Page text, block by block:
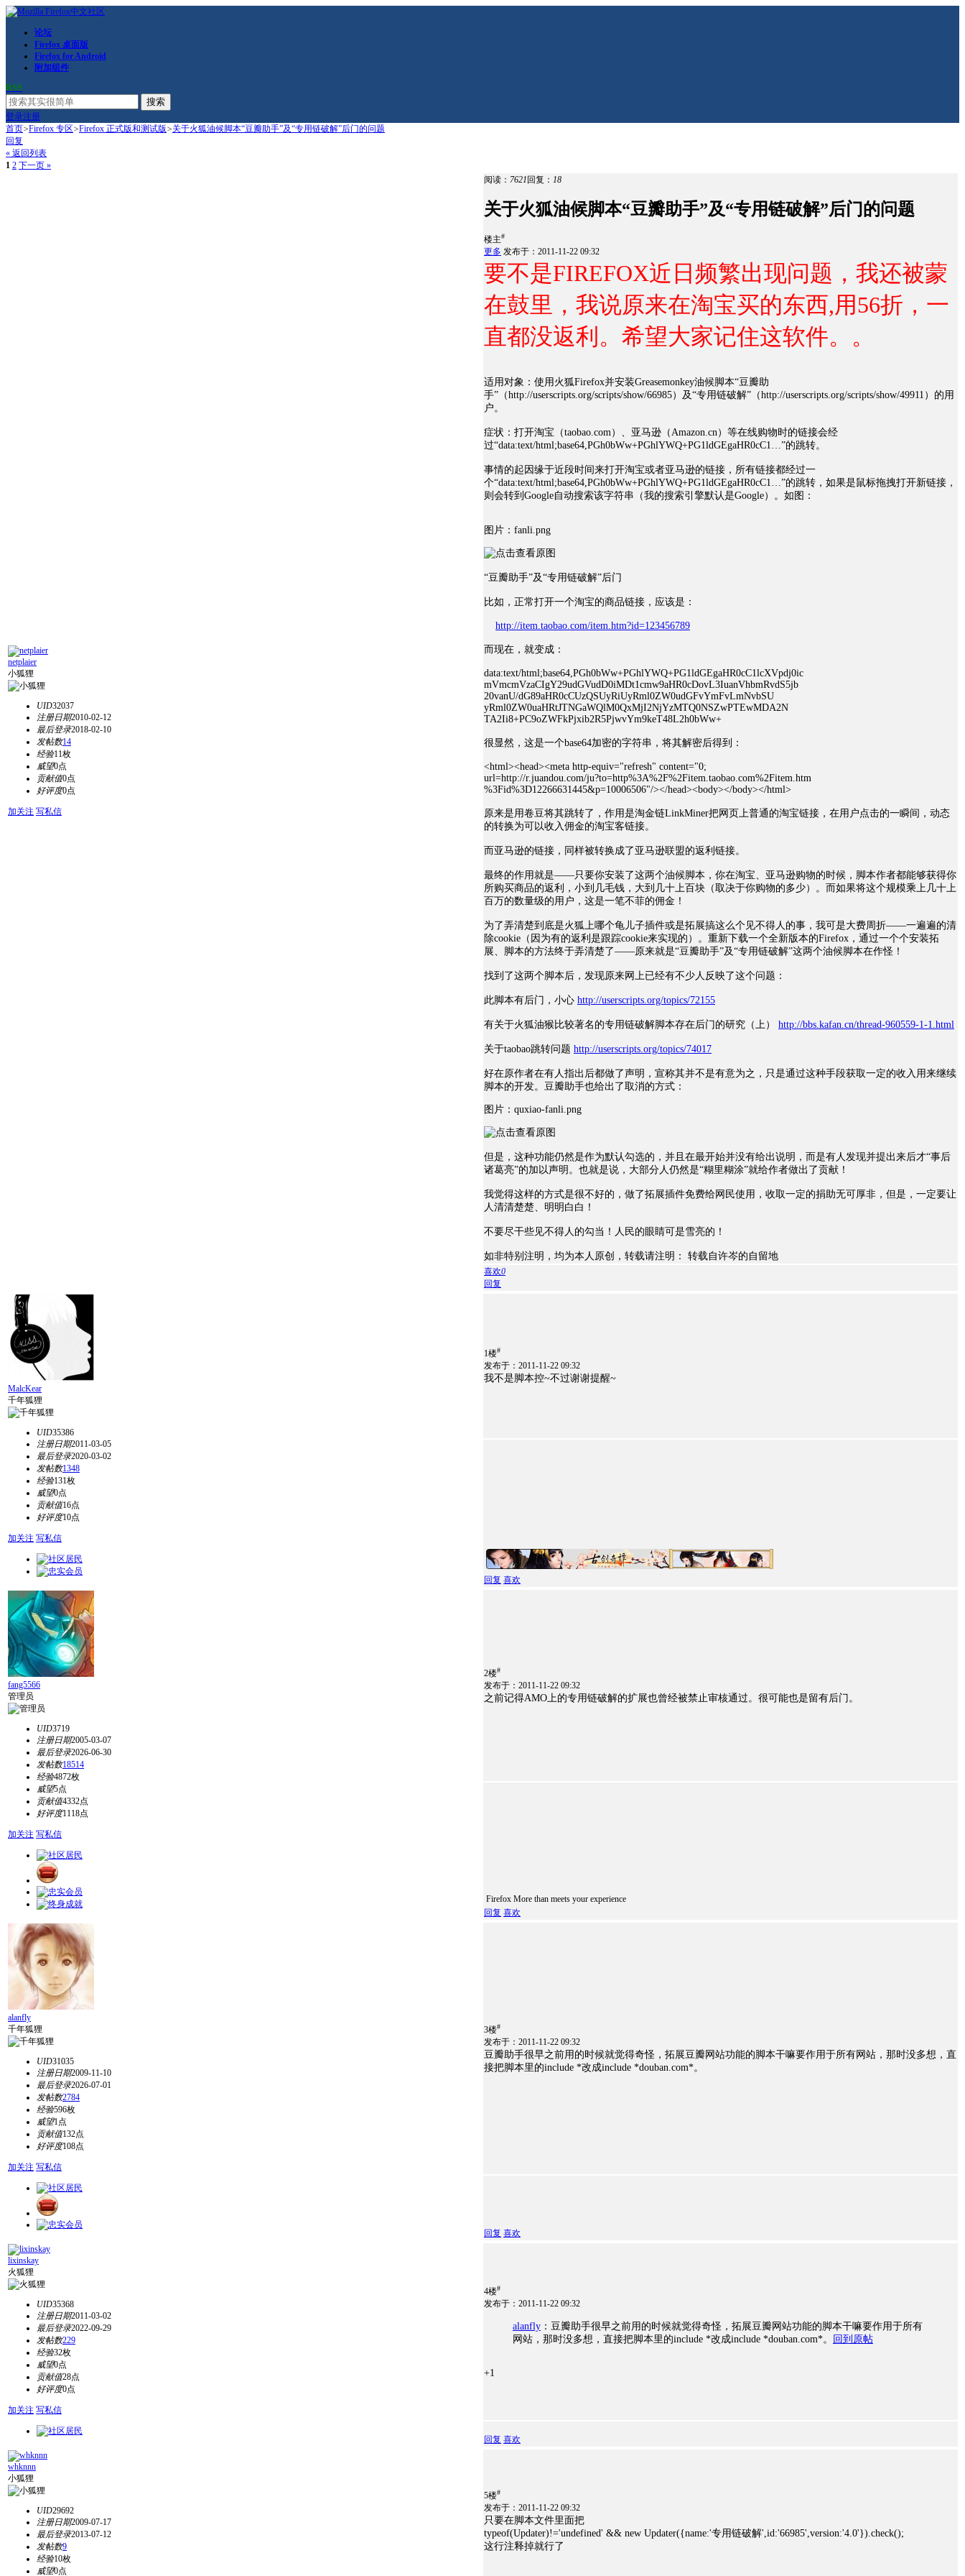
论坛
Firefox 桌面版
Firefox for Android
附加组件
RSS
搜索
登录注册
首页>Firefox 专区>Firefox 正式版和测试版>关于火狐油候脚本“豆瓣助手”及“专用链破解”后门的问题
回复
« 返回列表
1 2 下一页 »
netplaier
小狐狸
UID32037
注册日期2010-02-12
最后登录2018-02-10
发帖数14
经验11枚
威望0点
贡献值0点
好评度0点
加关注 写私信
阅读： 7621 回复： 18
关于火狐油候脚本“豆瓣助手”及“专用链破解”后门的问题
楼主#
更多 发布于：2011-11-22 09:32
要不是FIREFOX近日频繁出现问题，我还被蒙
在鼓里，我说原来在淘宝买的东西,用56折，一
直都没返利。希望大家记住这软件。。
适用对象：使用火狐Firefox并安装Greasemonkey油候脚本“豆瓣助
手”（http://userscripts.org/scripts/show/66985）及“专用链破解”（http://userscripts.org/scripts/show/49911）的用
户。
症状：打开淘宝（taobao.com）、亚马逊（Amazon.cn）等在线购物时的链接会经
过“data:text/html;base64,PGh0bWw+PGhlYWQ+PG1ldGEgaHR0cC1…”的跳转。
事情的起因缘于近段时间来打开淘宝或者亚马逊的链接，所有链接都经过一
个“data:text/html;base64,PGh0bWw+PGhlYWQ+PG1ldGEgaHR0cC1…”的跳转，如果是鼠标拖拽打开新链接，
则会转到Google自动搜索该字符串（我的搜索引擎默认是Google）。如图：
图片：fanli.png
“豆瓣助手”及“专用链破解”后门
比如，正常打开一个淘宝的商品链接，应该是：
http://item.taobao.com/item.htm?id=123456789
而现在，就变成：
data:text/html;base64,PGh0bWw+PGhlYWQ+PG1ldGEgaHR0cC1lcXVpdj0ic
mVmcmVzaCIgY29udGVudD0iMDt1cmw9aHR0cDovL3IuanVhbmRvdS5jb
20vanU/dG89aHR0cCUzQSUyRiUyRml0ZW0udGFvYmFvLmNvbSU
yRml0ZW0uaHRtJTNGaWQlM0QxMjI2NjYzMTQ0NSZwPTEwMDA2N
TA2Ii8+PC9oZWFkPjxib2R5PjwvYm9keT48L2h0bWw+
很显然，这是一个base64加密的字符串，将其解密后得到：
<html><head><meta http-equiv="refresh" content="0;
url=http://r.juandou.com/ju?to=http%3A%2F%2Fitem.taobao.com%2Fitem.htm
%3Fid%3D12266631445&p=10006506"/></head><body></body></html>
原来是用卷豆将其跳转了，作用是淘金链LinkMiner把网页上普通的淘宝链接，在用户点击的一瞬间，动态
的转换为可以收入佣金的淘宝客链接。
而亚马逊的链接，同样被转换成了亚马逊联盟的返利链接。
最终的作用就是——只要你安装了这两个油候脚本，你在淘宝、亚马逊购物的时候，脚本作者都能够获得你
所购买商品的返利，小到几毛钱，大到几十上百块（取决于你购物的多少）。而如果将这个规模乘上几十上
百万的数量级的用户，这是一笔不菲的佣金！
为了弄清楚到底是火狐上哪个龟儿子插件或是拓展搞这么个见不得人的事，我可是大费周折——一遍遍的清
除cookie（因为有的返利是跟踪cookie来实现的）。重新下载一个全新版本的Firefox，通过一个个安装拓
展、脚本的方法终于弄清楚了——原来就是“豆瓣助手”及“专用链破解”这两个油候脚本在作怪！
找到了这两个脚本后，发现原来网上已经有不少人反映了这个问题：
此脚本有后门，小心 http://userscripts.org/topics/72155
有关于火狐油猴比较著名的专用链破解脚本存在后门的研究（上） http://bbs.kafan.cn/thread-960559-1-1.html
关于taobao跳转问题 http://userscripts.org/topics/74017
好在原作者在有人指出后都做了声明，宣称其并不是有意为之，只是通过这种手段获取一定的收入用来继续
脚本的开发。豆瓣助手也给出了取消的方式：
图片：quxiao-fanli.png
但是，这种功能仍然是作为默认勾选的，并且在最开始并没有给出说明，而是有人发现并提出来后才“事后
诸葛亮”的加以声明。也就是说，大部分人仍然是“糊里糊涂”就给作者做出了贡献！
我觉得这样的方式是很不好的，做了拓展插件免费给网民使用，收取一定的捐助无可厚非，但是，一定要让
人清清楚楚、明明白白！
不要尽干些见不得人的勾当！人民的眼睛可是雪亮的！
如非特别注明，均为本人原创，转载请注明： 转载自许岑的自留地
喜欢0
回复
MalcKear
千年狐狸
UID35386
注册日期2011-03-05
最后登录2020-03-02
发帖数1348
经验131枚
威望0点
贡献值16点
好评度10点
加关注 写私信
1楼#
发布于：2011-11-22 09:32
我不是脚本控~不过谢谢提醒~
回复 喜欢
fang5566
管理员
UID3719
注册日期2005-03-07
最后登录2026-06-30
发帖数18514
经验4872枚
威望5点
贡献值4332点
好评度1118点
加关注 写私信
2楼#
发布于：2011-11-22 09:32
之前记得AMO上的专用链破解的扩展也曾经被禁止审核通过。很可能也是留有后门。
Firefox More than meets your experience
回复 喜欢
alanfly
千年狐狸
UID31035
注册日期2009-11-10
最后登录2026-07-01
发帖数2784
经验596枚
威望1点
贡献值132点
好评度108点
加关注 写私信
3楼#
发布于：2011-11-22 09:32
豆瓣助手很早之前用的时候就觉得奇怪，拓展豆瓣网站功能的脚本干嘛要作用于所有网站，那时没多想，直
接把脚本里的include *改成include *douban.com*。
回复 喜欢
lixinskay
火狐狸
UID35368
注册日期2011-03-02
最后登录2022-09-29
发帖数229
经验32枚
威望0点
贡献值28点
好评度0点
加关注 写私信
4楼#
发布于：2011-11-22 09:32
alanfly ：豆瓣助手很早之前用的时候就觉得奇怪，拓展豆瓣网站功能的脚本干嘛要作用于所有
网站，那时没多想，直接把脚本里的include *改成include *douban.com*。
回到原帖
+1
回复 喜欢
whknnn
小狐狸
UID29692
注册日期2009-07-17
最后登录2013-07-12
发帖数9
经验10枚
威望0点
5楼#
发布于：2011-11-22 09:32
只要在脚本文件里面把
typeof(Updater)!='undefined' && new Updater({name:'专用链破解',id:'66985',version:'4.0'}).check();
这行注释掉就行了